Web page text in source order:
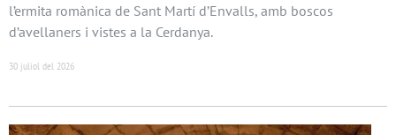
l’ermita romànica de Sant Martí d’Envalls, amb boscos
d’avellaners i vistes a la Cerdanya.
30 juliol del 2026